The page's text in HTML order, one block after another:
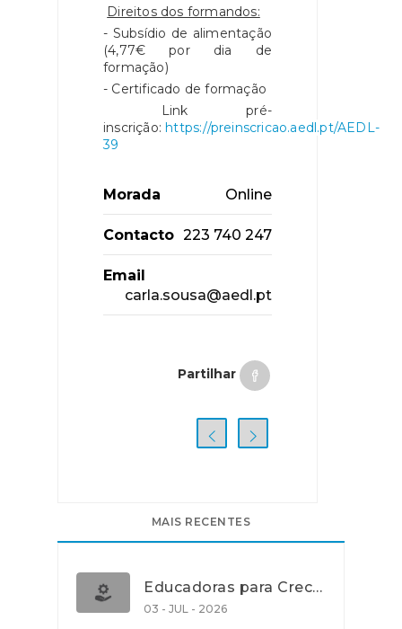
Direitos dos formandos:
- Subsídio de alimentação
(4,77€ por dia de
formação)
- Certificado de formação
Link pré-
inscrição:https://preinscricao.aedl.pt/AEDL-
39
Morada Online
Contacto 223 740 247
Email
carla.sousa@aedl.pt
Partilhar
MAIS RECENTES
Educadoras para Creche e J.I., Lisboa
03 - JUL - 2026